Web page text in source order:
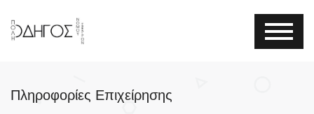
Πληροφορίες Επιχείρησης